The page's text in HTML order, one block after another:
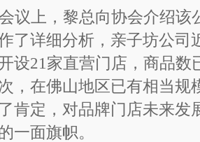
议上，黎总向协会介绍该
了详细分析，亲子坊公司
设21家直营门店，商品数
，在佛山地区已有相当规
肯定，对品牌门店未来发
一面旗帜。